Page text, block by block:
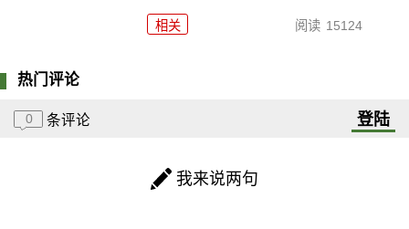
相关 阅读 15124
热门评论
0 条评论 登陆
我来说两句